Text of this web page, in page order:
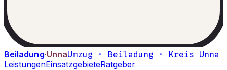
Beiladung·UnnaUmzug · Beiladung · Kreis Unna
LeistungenEinsatzgebieteRatgeber